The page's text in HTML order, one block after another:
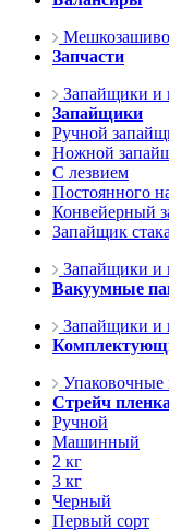
Запчасти
Запайщики и
Запайщики
Ручной
Ножной
С лезвием
Постоянного
Конвейерный
Запайщик
Запайщики и
Вакуумные
Запайщики и
Упаковочные
Стрейч пленка
Ручной
Машинный
2 кг
3 кг
Черный
Первый сорт